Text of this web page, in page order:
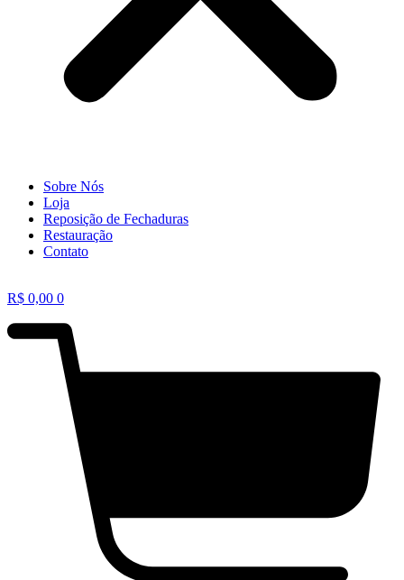
Sobre Nós
Loja
Reposição de Fechaduras
Restauração
Contato
R$ 0,00 0